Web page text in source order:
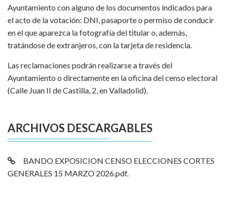
Ayuntamiento con alguno de los documentos indicados para
el acto de la votación: DNI, pasaporte o permiso de conducir
en el que aparezca la fotografía del titular o, además,
tratándose de extranjeros, con la tarjeta de residencia.
Las reclamaciones podrán realizarse a través del
Ayuntamiento o directamente en la oficina del censo electoral
(Calle Juan II de Castilla, 2, en Valladolid).
ARCHIVOS DESCARGABLES
BANDO EXPOSICION CENSO ELECCIONES CORTES
GENERALES 15 MARZO 2026.pdf.